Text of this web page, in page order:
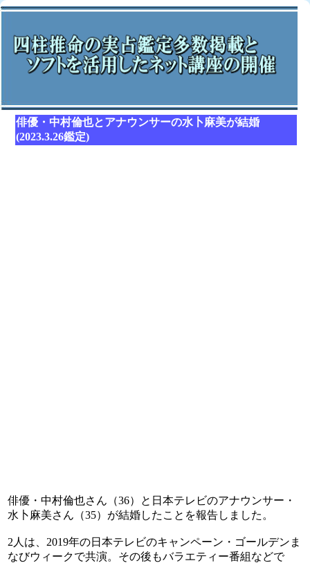
俳優・中村倫也とアナウンサーの水卜麻美が結婚
(2023.3.26鑑定)
俳優・中村倫也さん（36）と日本テレビのアナウンサー・
水卜麻美さん（35）が結婚したことを報告しました。
2人は、2019年の日本テレビのキャンペーン・ゴールデンま
なびウィークで共演。その後もバラエティー番組などで